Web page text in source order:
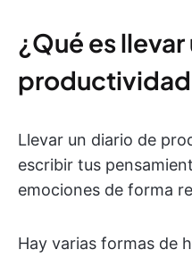
¿Qué es
Llevar un diario de
escribir tus
emociones de forma
Hay varias formas de